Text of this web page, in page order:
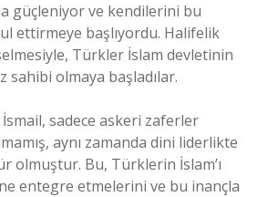
güçleniyor ve kendilerini bu
ettirmeye başlıyordu. Halifelik
Türkler İslam devletinin
sahibi olmaya başladılar.
sadece askeri zaferler
aynı zamanda dini liderlikte
olmuştur. Bu, Türklerin İslam’ı
entegre etmelerini ve bu inançla